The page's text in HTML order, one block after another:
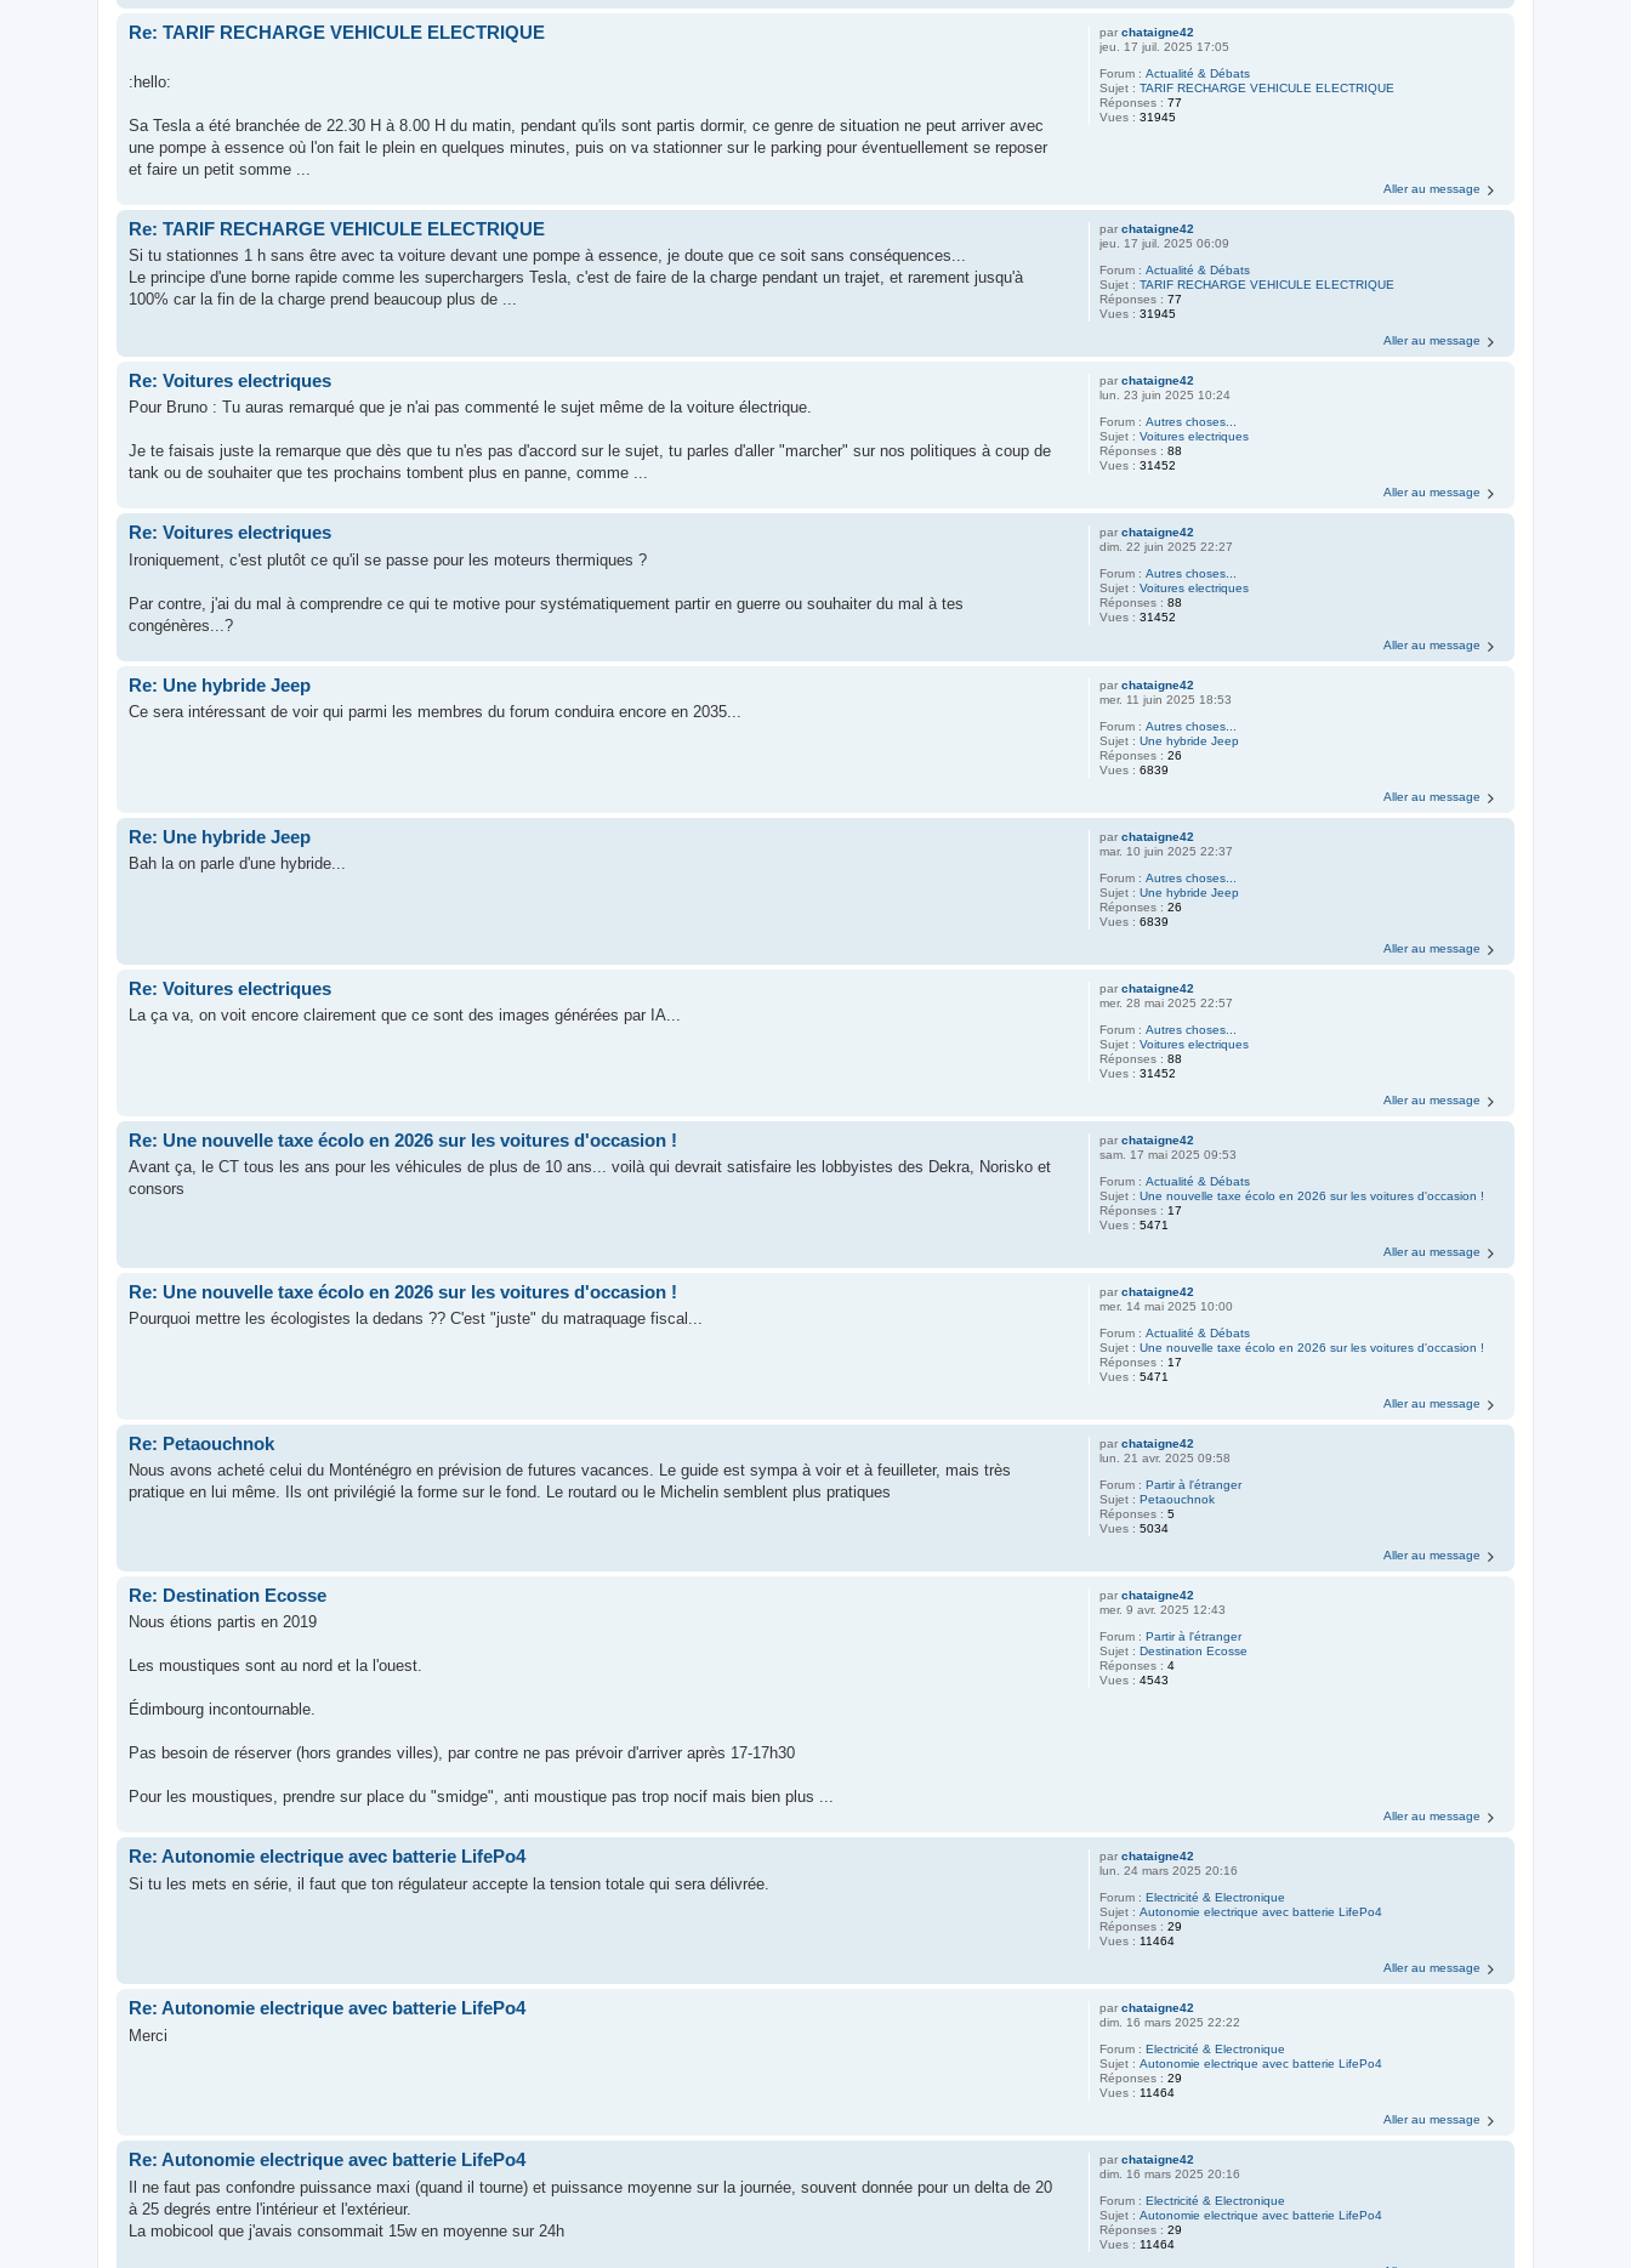
parchataigne42
jeu. 17 juil. 2025 17:05
Forum :Actualité & Débats
Sujet :TARIF RECHARGE VEHICULE ELECTRIQUE
Réponses :77
Vues :31945
Re: TARIF RECHARGE VEHICULE ELECTRIQUE
:hello:
Sa Tesla a été branchée de 22.30 H à 8.00 H du matin, pendant qu'ils sont partis dormir, ce genre de situation ne peut arriver avec
une pompe à essence où l'on fait le plein en quelques minutes, puis on va stationner sur le parking pour éventuellement se reposer
et faire un petit somme ...
Aller au message
parchataigne42
jeu. 17 juil. 2025 06:09
Forum :Actualité & Débats
Sujet :TARIF RECHARGE VEHICULE ELECTRIQUE
Réponses :77
Vues :31945
Re: TARIF RECHARGE VEHICULE ELECTRIQUE
Si tu stationnes 1 h sans être avec ta voiture devant une pompe à essence, je doute que ce soit sans conséquences...
Le principe d'une borne rapide comme les superchargers Tesla, c'est de faire de la charge pendant un trajet, et rarement jusqu'à
100% car la fin de la charge prend beaucoup plus de ...
Aller au message
parchataigne42
lun. 23 juin 2025 10:24
Forum :Autres choses...
Sujet :Voitures electriques
Réponses :88
Vues :31452
Re: Voitures electriques
Pour Bruno : Tu auras remarqué que je n'ai pas commenté le sujet même de la voiture électrique.
Je te faisais juste la remarque que dès que tu n'es pas d'accord sur le sujet, tu parles d'aller "marcher" sur nos politiques à coup de
tank ou de souhaiter que tes prochains tombent plus en panne, comme ...
Aller au message
parchataigne42
dim. 22 juin 2025 22:27
Forum :Autres choses...
Sujet :Voitures electriques
Réponses :88
Vues :31452
Re: Voitures electriques
Ironiquement, c'est plutôt ce qu'il se passe pour les moteurs thermiques ?
Par contre, j'ai du mal à comprendre ce qui te motive pour systématiquement partir en guerre ou souhaiter du mal à tes
congénères...?
Aller au message
parchataigne42
mer. 11 juin 2025 18:53
Forum :Autres choses...
Sujet :Une hybride Jeep
Réponses :26
Vues :6839
Re: Une hybride Jeep
Ce sera intéressant de voir qui parmi les membres du forum conduira encore en 2035...
Aller au message
parchataigne42
mar. 10 juin 2025 22:37
Forum :Autres choses...
Sujet :Une hybride Jeep
Réponses :26
Vues :6839
Re: Une hybride Jeep
Bah la on parle d'une hybride...
Aller au message
parchataigne42
mer. 28 mai 2025 22:57
Forum :Autres choses...
Sujet :Voitures electriques
Réponses :88
Vues :31452
Re: Voitures electriques
La ça va, on voit encore clairement que ce sont des images générées par IA...
Aller au message
parchataigne42
sam. 17 mai 2025 09:53
Forum :Actualité & Débats
Sujet :Une nouvelle taxe écolo en 2026 sur les voitures d'occasion !
Réponses : 17
Vues :5471
Re: Une nouvelle taxe écolo en 2026 sur les voitures d'occasion !
Avant ça, le CT tous les ans pour les véhicules de plus de 10 ans... voilà qui devrait satisfaire les lobbyistes des Dekra, Norisko et
consors
Aller au message
parchataigne42
mer. 14 mai 2025 10:00
Forum :Actualité & Débats
Sujet :Une nouvelle taxe écolo en 2026 sur les voitures d'occasion !
Réponses : 17
Vues :5471
Re: Une nouvelle taxe écolo en 2026 sur les voitures d'occasion !
Pourquoi mettre les écologistes la dedans ?? C'est "juste" du matraquage fiscal...
Aller au message
parchataigne42
lun. 21 avr. 2025 09:58
Forum :Partir à l'étranger
Sujet :Petaouchnok
Réponses :5
Vues :5034
Re: Petaouchnok
Nous avons acheté celui du Monténégro en prévision de futures vacances. Le guide est sympa à voir et à feuilleter, mais très
pratique en lui même. Ils ont privilégié la forme sur le fond. Le routard ou le Michelin semblent plus pratiques
Aller au message
parchataigne42
mer. 9 avr. 2025 12:43
Forum :Partir à l'étranger
Sujet :Destination Ecosse
Réponses :4
Vues :4543
Re: Destination Ecosse
Nous étions partis en 2019
Les moustiques sont au nord et la l'ouest.
Édimbourg incontournable.
Pas besoin de réserver (hors grandes villes), par contre ne pas prévoir d'arriver après 17-17h30
Pour les moustiques, prendre sur place du "smidge", anti moustique pas trop nocif mais bien plus ...
Aller au message
parchataigne42
lun. 24 mars 2025 20:16
Forum :Electricité & Electronique
Sujet :Autonomie electrique avec batterie LifePo4
Réponses :29
Vues : 11464
Re: Autonomie electrique avec batterie LifePo4
Si tu les mets en série, il faut que ton régulateur accepte la tension totale qui sera délivrée.
Aller au message
parchataigne42
dim. 16 mars 2025 22:22
Forum :Electricité & Electronique
Sujet :Autonomie electrique avec batterie LifePo4
Réponses :29
Vues : 11464
Re: Autonomie electrique avec batterie LifePo4
Merci
Aller au message
parchataigne42
dim. 16 mars 2025 20:16
Forum :Electricité & Electronique
Sujet :Autonomie electrique avec batterie LifePo4
Réponses :29
Vues : 11464
Re: Autonomie electrique avec batterie LifePo4
Il ne faut pas confondre puissance maxi (quand il tourne) et puissance moyenne sur la journée, souvent donnée pour un delta de 20
à 25 degrés entre l'intérieur et l'extérieur.
La mobicool que j'avais consommait 15w en moyenne sur 24h